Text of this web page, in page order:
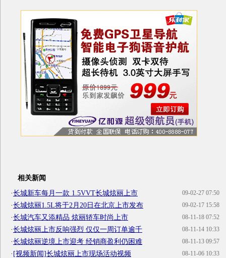
相关新闻
09-02-27 07:50
·长城新车每月一款 1.5VVT长城炫丽上市
09-02-17 15:58
·长城炫丽1.5L将于2月20日在北京上市发布
08-11-18 07:52
·长城汽车又添精品 炫丽轿车时尚上市
08-11-14 10:33
·长城炫丽上市反响强烈 仅仅一周订单逾千
08-11-13 09:57
·长城炫丽逆境上市迎考 经销商盈利仍困难
08-11-06 10:33
·[视频新闻]长城炫丽上市现场活动视频